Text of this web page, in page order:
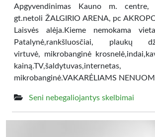
Apgyvendinimas Kauno m. centre,
gt.netoli ŽALGIRIO ARENA, pc
Laisvės alėja.Kieme nemokama
Patalynė,rankšluosčiai, plaukų
virtuvė, mikrobanginė
kainą.TV,šaldytuvas,internetas,
mikrobanginė.VAKARĖLIAMS
Seni nebegaliojantys skelbimai